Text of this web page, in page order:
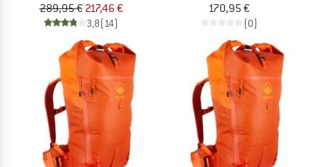
289,95 € 217,46 €
3,8(14)
170,95 €
(0)